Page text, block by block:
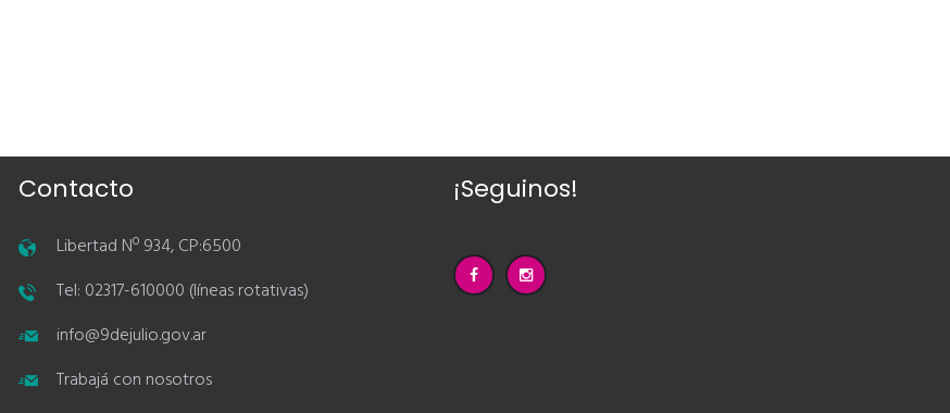
Contacto
Libertad Nº 934, CP:6500
Tel: 02317-610000 (líneas rotativas)
info@9dejulio.gov.ar
Trabajá con nosotros
¡Seguinos!